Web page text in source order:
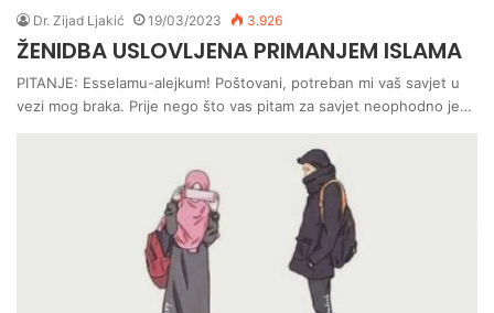
Dr. Zijad Ljakić 19/03/2023 3.926
ŽENIDBA USLOVLJENA PRIMANJEM ISLAMA
PITANJE: Esselamu-alejkum! Poštovani, potreban mi vaš savjet u
vezi mog braka. Prije nego što vas pitam za savjet neophodno je…